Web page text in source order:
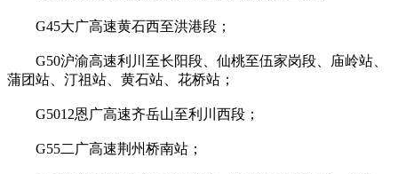
G45大广高速黄石西至洪港段；
G50沪渝高速利川至长阳段、仙桃至伍家岗段、庙岭站、
蒲团站、汀祖站、黄石站、花桥站；
G5012恩广高速齐岳山至利川西段；
G55二广高速荆州桥南站；